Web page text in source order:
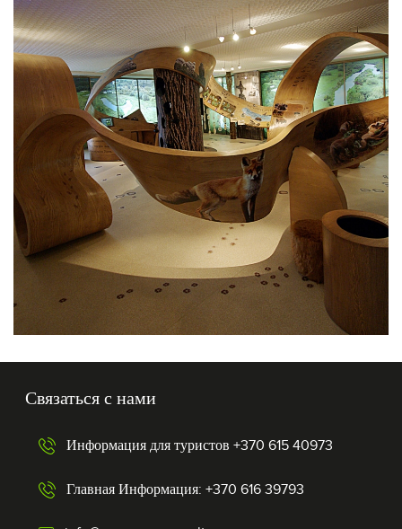
Связаться с нами
Информация для туристов +370 615 40973
Главная Информация: +370 616 39793